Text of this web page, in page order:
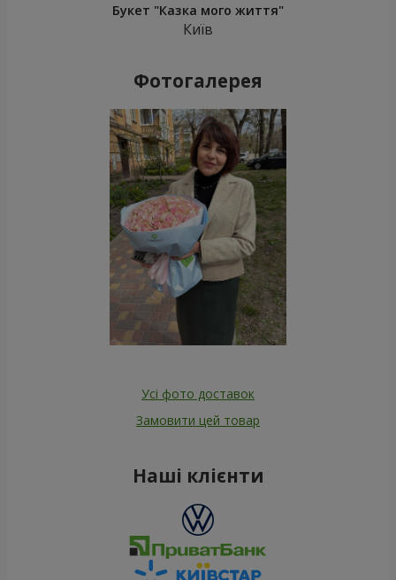
Букет "Казка мого життя"
Київ
Фотогалерея
Усі фото доставок
Замовити цей товар
Наші клієнти